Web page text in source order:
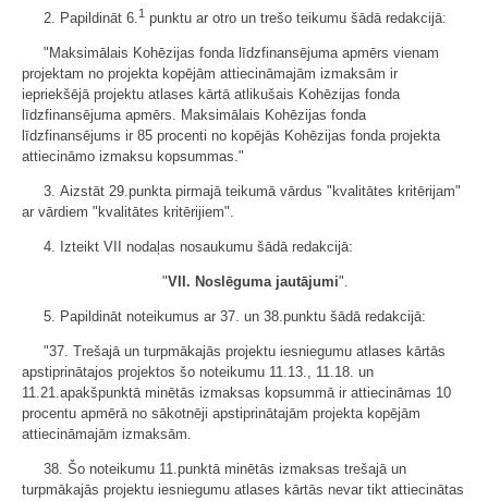
2. Papildināt 6.1 punktu ar otro un trešo teikumu šādā redakcijā:
"Maksimālais Kohēzijas fonda līdzfinansējuma apmērs vienam
projektam no projekta kopējām attiecināmajām izmaksām ir
iepriekšējā projektu atlases kārtā atlikušais Kohēzijas fonda
līdzfinansējuma apmērs. Maksimālais Kohēzijas fonda
līdzfinansējums ir 85 procenti no kopējās Kohēzijas fonda projekta
attiecināmo izmaksu kopsummas."
3. Aizstāt 29.punkta pirmajā teikumā vārdus "kvalitātes kritērijam"
ar vārdiem "kvalitātes kritērijiem".
4. Izteikt VII nodaļas nosaukumu šādā redakcijā:
"VII. Noslēguma jautājumi".
5. Papildināt noteikumus ar 37. un 38.punktu šādā redakcijā:
"37. Trešajā un turpmākajās projektu iesniegumu atlases kārtās
apstiprinātajos projektos šo noteikumu 11.13., 11.18. un
11.21.apakšpunktā minētās izmaksas kopsummā ir attiecināmas 10
procentu apmērā no sākotnēji apstiprinātajām projekta kopējām
attiecināmajām izmaksām.
38. Šo noteikumu 11.punktā minētās izmaksas trešajā un
turpmākajās projektu iesniegumu atlases kārtās nevar tikt attiecinātas